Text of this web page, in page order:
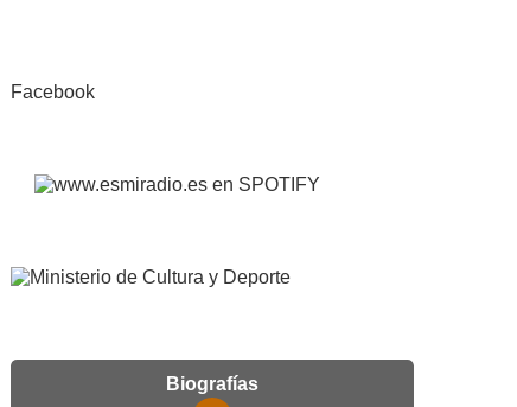
Facebook
Biografías